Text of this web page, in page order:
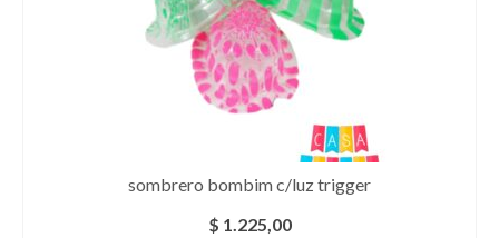
sombrero bombim c/luz trigger
$ 1.225,00